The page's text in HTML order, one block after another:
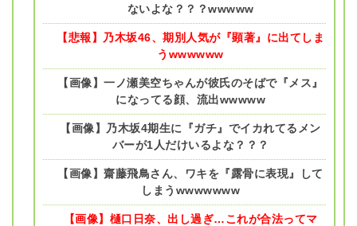
ないよな？？？wwwww
【悲報】乃木坂46、期別人気が『顕著』に出てしま
うwwwwww
【画像】一ノ瀬美空ちゃんが彼氏のそばで『メス』
になってる顔、流出wwwww
【画像】乃木坂4期生に『ガチ』でイカれてるメン
バーが1人だけいるよな？？？
【画像】齋藤飛鳥さん、ワキを『露骨に表現』して
しまうwwwwwww
【画像】樋口日奈、出し過ぎ…これが合法ってマ